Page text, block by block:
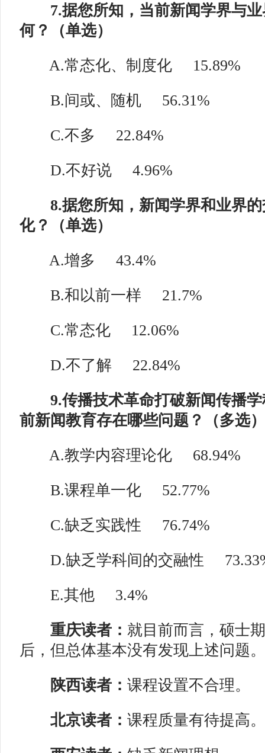
7.据您所知，当前新闻学界与业
何？（单选）
A.常态化、制度化 15.89%
B.间或、随机 56.31%
C.不多 22.84%
D.不好说 4.96%
8.据您所知，新闻学界和业界的
化？（单选）
A.增多 43.4%
B.和以前一样 21.7%
C.常态化 12.06%
D.不了解 22.84%
9.传播技术革命打破新闻传播学
前新闻教育存在哪些问题？（多选）
A.教学内容理论化 68.94%
B.课程单一化 52.77%
C.缺乏实践性 76.74%
D.缺乏学科间的交融性
E.其他 3.4%
重庆读者： 就目前而言，硕士
后，但总体基本没有发现上述问题。
陕西读者： 课程设置不合理。
北京读者： 课程质量有待提高。